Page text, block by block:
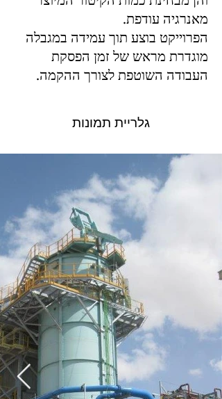
מאנרגיה עודפת.
הפרוייקט בוצע תוך עמידה במגבלה
מוגדרת מראש של זמן הפסקת
העבודה השוטפת לצורך ההקמה.
גלריית תמונות